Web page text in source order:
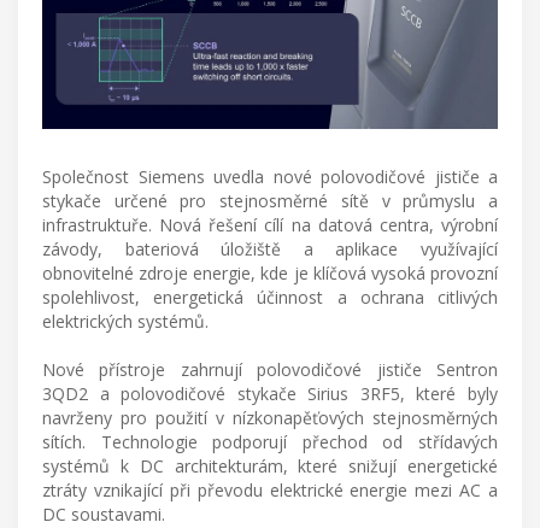
Společnost Siemens uvedla nové polovodičové jističe a
stykače určené pro stejnosměrné sítě v průmyslu a
infrastruktuře. Nová řešení cílí na datová centra, výrobní
závody, bateriová úložiště a aplikace využívající
obnovitelné zdroje energie, kde je klíčová vysoká provozní
spolehlivost, energetická účinnost a ochrana citlivých
elektrických systémů.
Nové přístroje zahrnují polovodičové jističe Sentron
3QD2 a polovodičové stykače Sirius 3RF5, které byly
navrženy pro použití v nízkonapěťových stejnosměrných
sítích. Technologie podporují přechod od střídavých
systémů k DC architekturám, které snižují energetické
ztráty vznikající při převodu elektrické energie mezi AC a
DC soustavami.